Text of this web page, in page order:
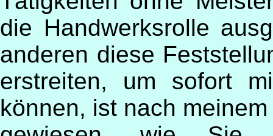
die Handwerksrolle
anderen diese
erstreiten, um sofort
können, ist nach